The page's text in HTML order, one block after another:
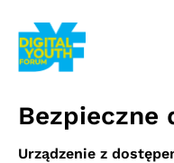
treści
Bezpieczne
Urządzenie z